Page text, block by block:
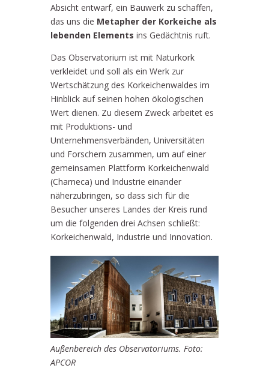
Absicht entwarf, ein Bauwerk zu schaffen,
das uns die Metapher der Korkeiche als
lebenden Elements ins Gedächtnis ruft.
Das Observatorium ist mit Naturkork
verkleidet und soll als ein Werk zur
Wertschätzung des Korkeichenwaldes im
Hinblick auf seinen hohen ökologischen
Wert dienen. Zu diesem Zweck arbeitet es
mit Produktions- und
Unternehmensverbänden, Universitäten
und Forschern zusammen, um auf einer
gemeinsamen Plattform Korkeichenwald
(Charneca) und Industrie einander
näherzubringen, so dass sich für die
Besucher unseres Landes der Kreis rund
um die folgenden drei Achsen schließt:
Korkeichenwald, Industrie und Innovation.
Außenbereich des Observatoriums. Foto:
APCOR